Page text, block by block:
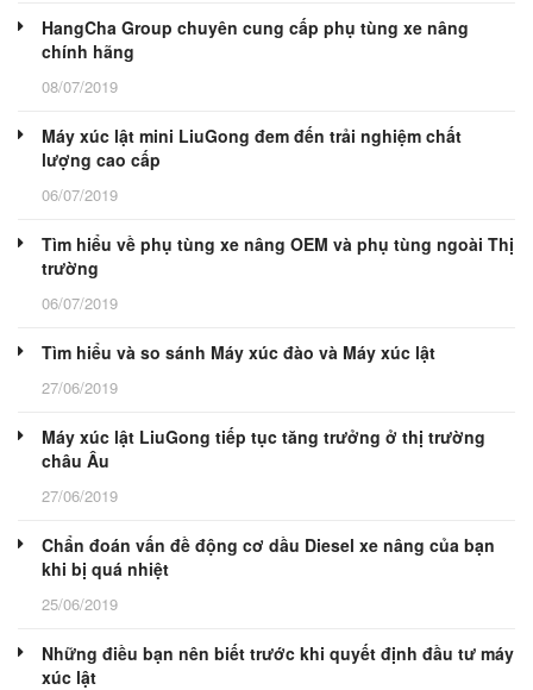
HangCha Group chuyên cung cấp phụ tùng xe nâng
chính hãng
08/07/2019
Máy xúc lật mini LiuGong đem đến trải nghiệm chất
lượng cao cấp
06/07/2019
Tìm hiểu về phụ tùng xe nâng OEM và phụ tùng ngoài Thị
trường
06/07/2019
Tìm hiểu và so sánh Máy xúc đào và Máy xúc lật
27/06/2019
Máy xúc lật LiuGong tiếp tục tăng trưởng ở thị trường
châu Âu
27/06/2019
Chẩn đoán vấn đề động cơ dầu Diesel xe nâng của bạn
khi bị quá nhiệt
25/06/2019
Những điều bạn nên biết trước khi quyết định đầu tư máy
xúc lật